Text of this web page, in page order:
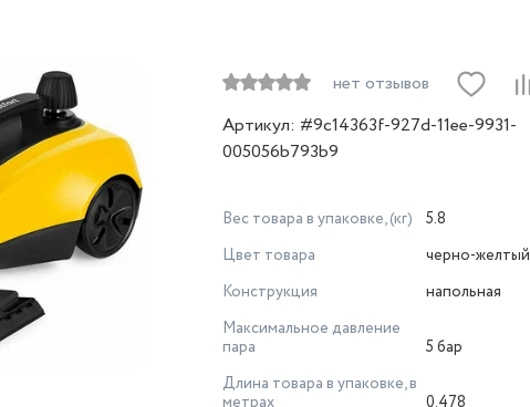
нет отзывов
Артикул: #9c14363f-927d-11ee-9931-
005056b793b9
Вес товара в упаковке, (кг)
5.8
Цвет товара
черно-желтый
Конструкция
напольная
Максимальное давление
пара
5 бар
Длина товара в упаковке, в
метрах
0.478